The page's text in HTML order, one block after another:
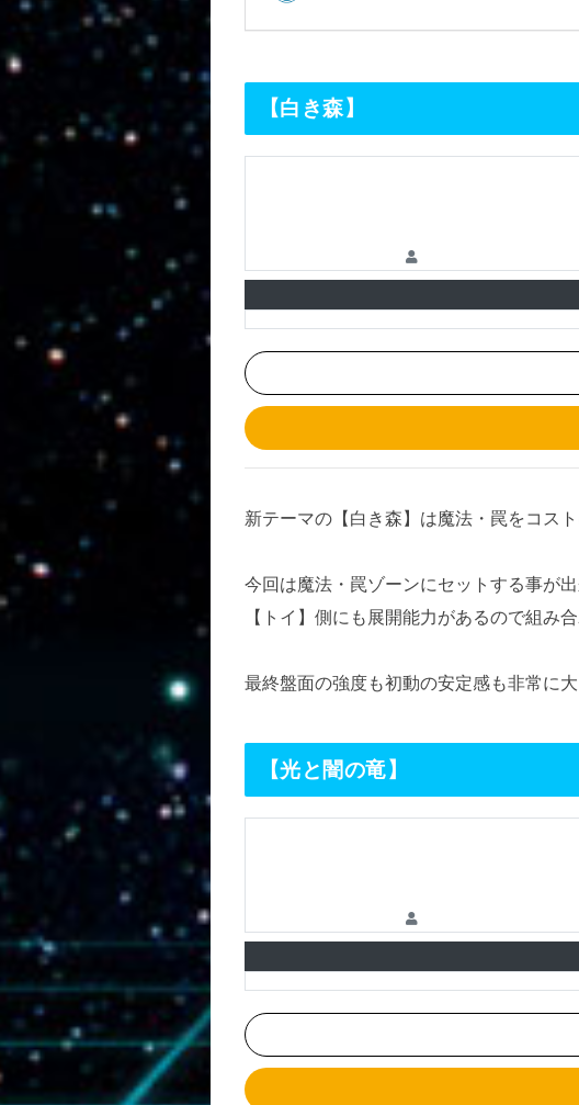
【白き森】
新テーマの【白き森】は魔法・罠をコス
今回は魔法・罠ゾーンにセットする事が
【トイ】側にも展開能力があるので組み
最終盤面の強度も初動の安定感も非常に
【光と闇の竜】